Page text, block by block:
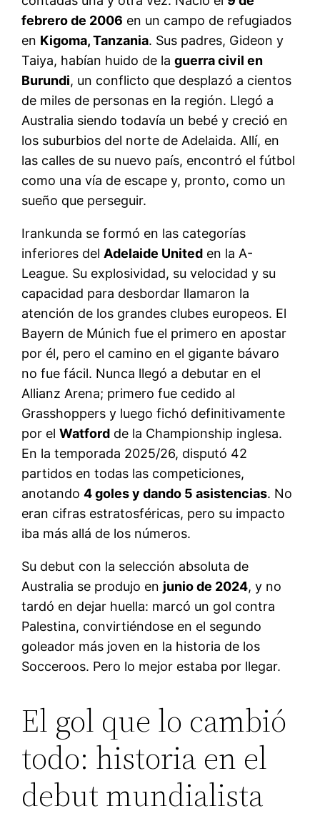
febrero de 2006 en un campo de refugiados
en Kigoma, Tanzania. Sus padres, Gideon y
Taiya, habían huido de laguerra civil en
Burundi, un conflicto que desplazó a cientos
de miles de personas en la región. Llegó a
Australia siendo todavía un bebé y creció en
los suburbios del norte de Adelaida. Allí, en
las calles de su nuevo país, encontró el fútbol
como una vía de escape y, pronto, como un
sueño que perseguir.
Irankunda se formó en las categorías
inferiores del Adelaide United en la A-
League. Su explosividad, su velocidad y su
capacidad para desbordar llamaron la
atención de los grandes clubes europeos. El
Bayern de Múnich fue el primero en apostar
por él, pero el camino en el gigante bávaro
no fue fácil. Nunca llegó a debutar en el
Allianz Arena; primero fue cedido al
Grasshoppers y luego fichó definitivamente
por elWatford de la Championship inglesa.
En la temporada 2025/26, disputó 42
partidos en todas las competiciones,
anotando4 goles y dando 5 asistencias. No
eran cifras estratosféricas, pero su impacto
iba más allá de los números.
Su debut con la selección absoluta de
Australia se produjo en junio de 2024, y no
tardó en dejar huella: marcó un gol contra
Palestina, convirtiéndose en el segundo
goleador más joven en la historia de los
Socceroos. Pero lo mejor estaba por llegar.
El gol que lo cambió
todo: historia en el
debut mundialista